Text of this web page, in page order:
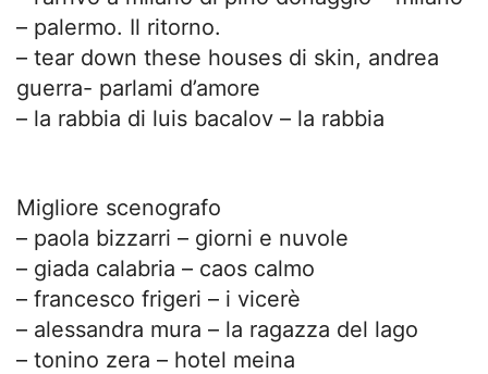
– palermo. Il ritorno.
– tear down these houses di skin, andrea
guerra- parlami d’amore
– la rabbia di luis bacalov – la rabbia
Migliore scenografo
– paola bizzarri – giorni e nuvole
– giada calabria – caos calmo
– francesco frigeri – i vicerè
– alessandra mura – la ragazza del lago
– tonino zera – hotel meina